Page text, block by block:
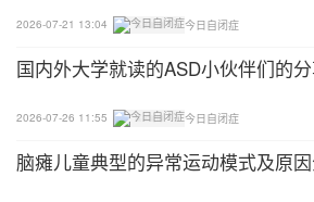
4、提示他们适当的社交行为；
5、提供一些活动，让他们领略别
02
一成不变的话题
2026-07-21 13:04 今日自闭症
国内外大学就读的ASD小伙伴们的
2026-07-26 11:55 今日自闭症
脑瘫儿童典型的异常运动模式及原